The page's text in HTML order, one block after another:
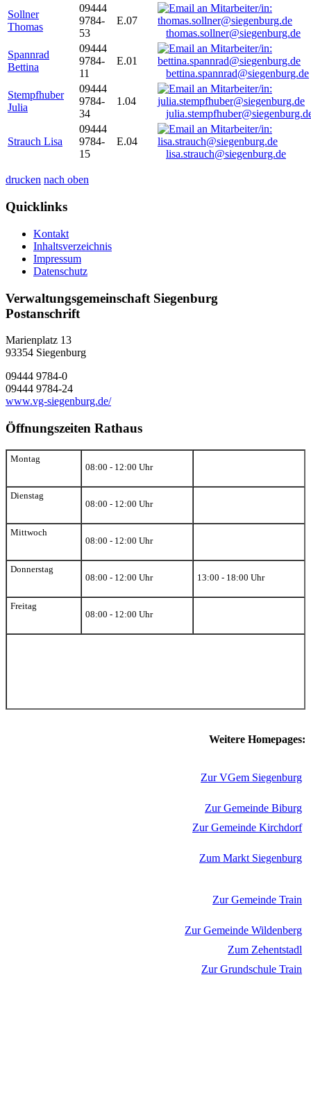
Sollner
Thomas
09444
9784-
53
E.07
thomas.sollner@siegenburg.de
Spannrad
Bettina
09444
9784-
11
E.01
bettina.spannrad@siegenburg.de
Stempfhuber
Julia
09444
9784-
34
1.04
Strauch Lisa
09444
9784-
15
E.04
lisa.strauch@siegenburg.de
drucken nach oben
Quicklinks
Kontakt
Inhaltsverzeichnis
Impressum
Datenschutz
Verwaltungsgemeinschaft Siegenburg
Postanschrift
Marienplatz 13
93354 Siegenburg
09444 9784-0
09444 9784-24
www.vg-siegenburg.de/
Öffnungszeiten Rathaus
Montag
08:00 - 12:00 Uhr
Dienstag
08:00 - 12:00 Uhr
Mittwoch
08:00 - 12:00 Uhr
Donnerstag
08:00 - 12:00 Uhr
13:00 - 18:00 Uhr
Freitag
08:00 - 12:00 Uhr
Weitere Homepages:
Zur VGem Siegenburg
Zur Gemeinde Biburg
Zur Gemeinde Kirchdorf
Zum Markt Siegenburg
Zur Gemeinde Train
Zur Gemeinde Wildenberg
Zum Zehentstadl
Zur Grundschule Train